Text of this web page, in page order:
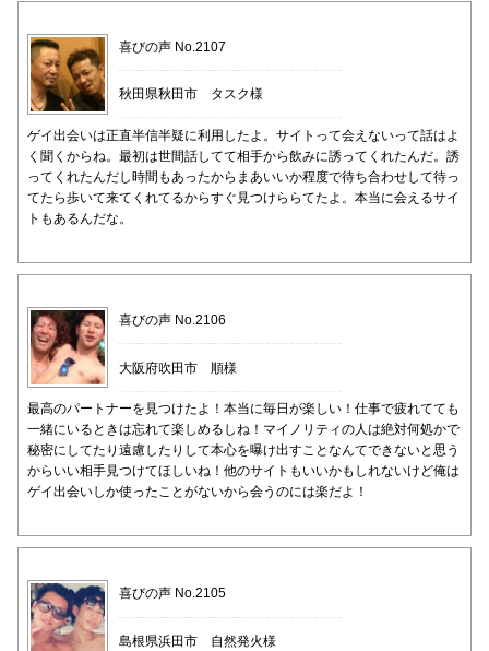
喜びの声 No.2107
秋田県秋田市 タスク様
ゲイ出会いは正直半信半疑に利用したよ。サイトって会えないって話はよ
く聞くからね。最初は世間話してて相手から飲みに誘ってくれたんだ。誘
ってくれたんだし時間もあったからまあいいか程度で待ち合わせして待っ
てたら歩いて来てくれてるからすぐ見つけららてたよ。本当に会えるサイ
トもあるんだな。
喜びの声 No.2106
大阪府吹田市 順様
最高のパートナーを見つけたよ！本当に毎日が楽しい！仕事で疲れてても
一緒にいるときは忘れて楽しめるしね！マイノリティの人は絶対何処かで
秘密にしてたり遠慮したりして本心を曝け出すことなんてできないと思う
からいい相手見つけてほしいね！他のサイトもいいかもしれないけど俺は
ゲイ出会いしか使ったことがないから会うのには楽だよ！
喜びの声 No.2105
島根県浜田市 自然発火様